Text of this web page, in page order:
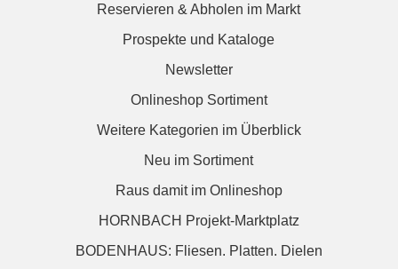
Reservieren & Abholen im Markt
Prospekte und Kataloge
Newsletter
Onlineshop Sortiment
Weitere Kategorien im Überblick
Neu im Sortiment
Raus damit im Onlineshop
HORNBACH Projekt-Marktplatz
BODENHAUS: Fliesen. Platten. Dielen